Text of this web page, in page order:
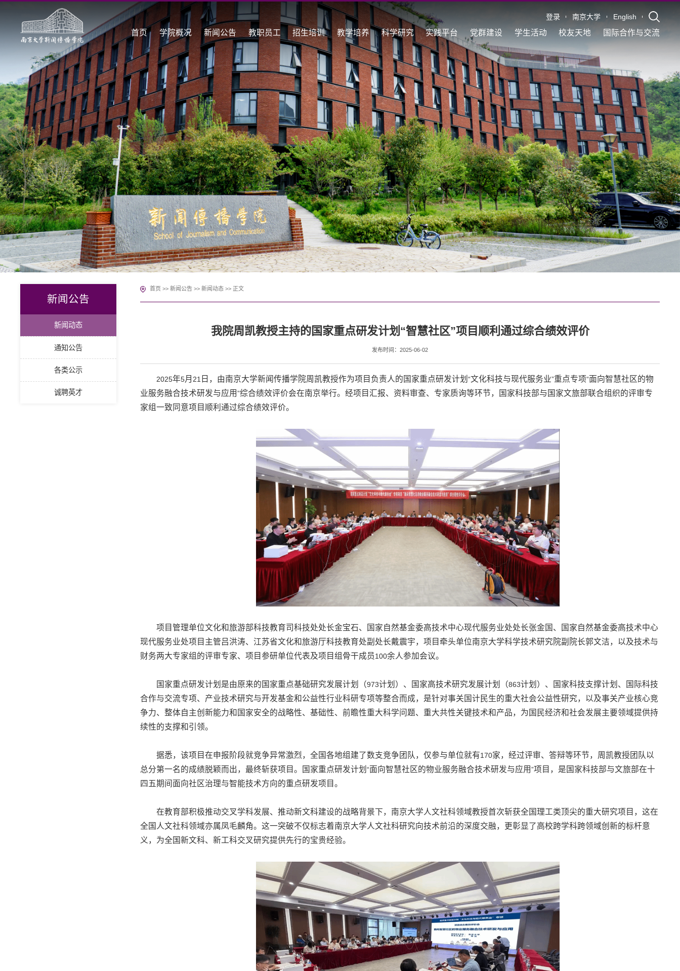
登录 南京大学 English
首页 学院概况 新闻公告 教职员工 招生培训 教学培养 科学研究 实践平台 党群建设 学生活动 校友天地 国际合作与交流
新闻公告
新闻动态
通知公告
各类公示
诚聘英才
首页 >> 新闻公告 >> 新闻动态 >> 正文
我院周凯教授主持的国家重点研发计划“智慧社区”项目顺利通过综合绩效评价
发布时间：2025-06-02
2025年5月 21 日，由南京大学新闻传播学院周凯教授作为项目负责人的国家重点研发计划 “文化科技与现代服务业”重点专项“面向智慧社区的物
业服务融合技术研发与应用”综合绩效评价会在南京举行。经项目汇报、资料审查、专家质询等环节，国家科技部与国家文旅部联合组织的评审专
家组一致同意项目顺利通过综合绩效评价。
项目管理单位文化和旅游部科技教育司科技处处长金宝石、国家自然基金委高技术中心现代服务业处处长张金国、国家自然基金委高技术中心
现代服务业处项目主管吕洪涛、江苏省文化和旅游厅科技教育处副处长戴震宇，项目牵头单位南京大学科学技术研究院副院长郭文洁，以及技术与
财务两大专家组的评审专家、项目参研单位代表及项目组骨干成员100余人参加会议。
国家重点研发计划是由原来的国家重点基础研究发展计划（973计划）、国家高技术研究发展计划（863计划）、国家科技支撑计划、国际科技
合作与交流专项、产业技术研究与开发基金和公益性行业科研专项等整合而成，是针对事关国计民生的重大社会公益性研究，以及事关产业核心竞
争力、整体自主创新能力和国家安全的战略性、基础性、前瞻性重大科学问题、重大共性关键技术和产品，为国民经济和社会发展主要领域提供持
续性的支撑和引领。
据悉，该项目在申报阶段就竞争异常激烈，全国各地组建了数支竞争团队，仅参与单位就有170家，经过评审、答辩等环节，周凯教授团队以
总分第一名的成绩脱颖而出，最终斩获项目。国家重点研发计划 “面向智慧社区的物业服务融合技术研发与应用”项目，是国家科技部与文旅部在十
四五期间面向社区治理与智能技术方向的重点研发项目。
在教育部积极推动交叉学科发展、推动新文科建设的战略背景下，南京大学人文社科领域教授首次斩获全国理工类顶尖的重大研究项目，这在
全国人文社科领域亦属凤毛麟角。这一突破不仅标志着南京大学人文社科研究向技术前沿的深度交融，更彰显了高校跨学科跨领域创新的标杆意
义，为全国新文科、新工科交叉研究提供先行的宝贵经验。